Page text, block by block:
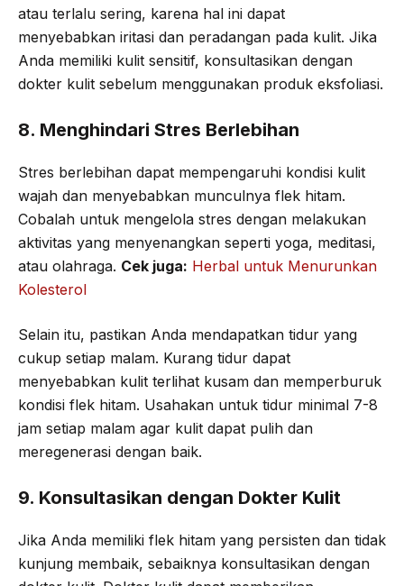
atau terlalu sering, karena hal ini dapat
menyebabkan iritasi dan peradangan pada kulit. Jika
Anda memiliki kulit sensitif, konsultasikan dengan
dokter kulit sebelum menggunakan produk eksfoliasi.
8. Menghindari Stres Berlebihan
Stres berlebihan dapat mempengaruhi kondisi kulit
wajah dan menyebabkan munculnya flek hitam.
Cobalah untuk mengelola stres dengan melakukan
aktivitas yang menyenangkan seperti yoga, meditasi,
atau olahraga. Cek juga: Herbal untuk Menurunkan
Kolesterol
Selain itu, pastikan Anda mendapatkan tidur yang
cukup setiap malam. Kurang tidur dapat
menyebabkan kulit terlihat kusam dan memperburuk
kondisi flek hitam. Usahakan untuk tidur minimal 7-8
jam setiap malam agar kulit dapat pulih dan
meregenerasi dengan baik.
9. Konsultasikan dengan Dokter Kulit
Jika Anda memiliki flek hitam yang persisten dan tidak
kunjung membaik, sebaiknya konsultasikan dengan